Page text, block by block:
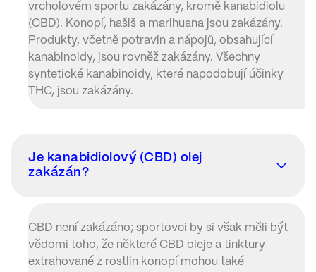
vrcholovém sportu zakázány, kromě kanabidiolu
(CBD). Konopí, hašiš a marihuana jsou zakázány.
Produkty, včetně potravin a nápojů, obsahující
kanabinoidy, jsou rovněž zakázány. Všechny
syntetické kanabinoidy, které napodobují účinky
THC, jsou zakázány.
Je kanabidiolový (CBD) olej
zakázán?
CBD není zakázáno; sportovci by si však měli být
vědomi toho, že některé CBD oleje a tinktury
extrahované z rostlin konopí mohou také